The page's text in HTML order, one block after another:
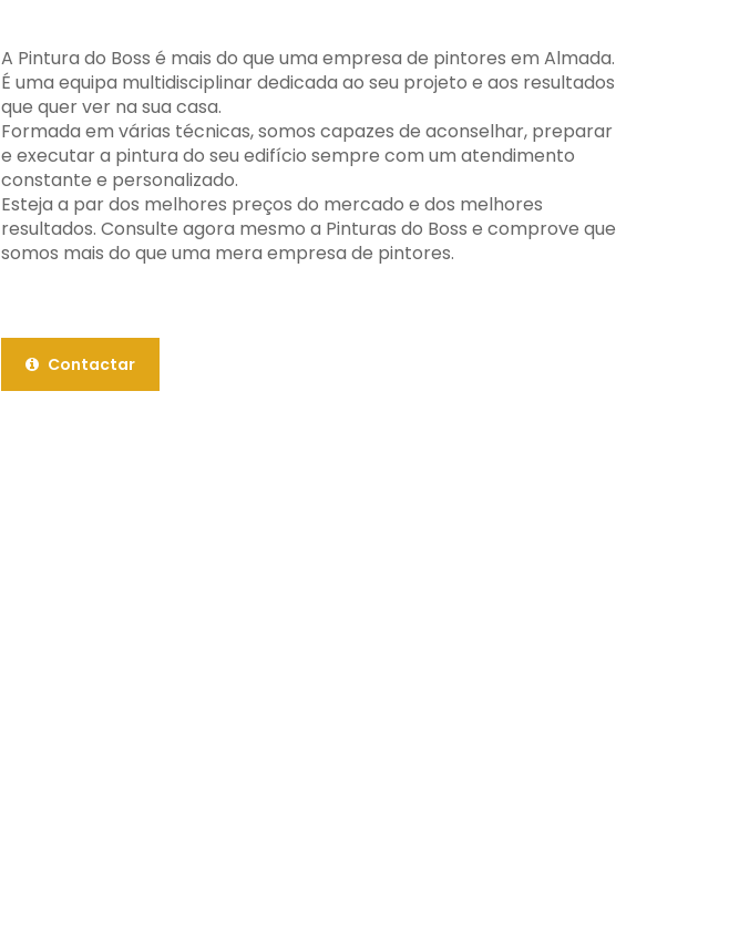
A Pintura do Boss é mais do que uma empresa de pintores em Almada.
É uma equipa multidisciplinar dedicada ao seu projeto e aos resultados
que quer ver na sua casa.
Formada em várias técnicas, somos capazes de aconselhar, preparar
e executar a pintura do seu edifício sempre com um atendimento
constante e personalizado.
Esteja a par dos melhores preços do mercado e dos melhores
resultados. Consulte agora mesmo a Pinturas do Boss e comprove que
somos mais do que uma mera empresa de pintores.
Contactar